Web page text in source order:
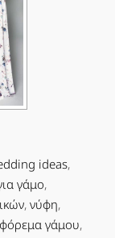
ideas,
γάμο,
, νύφη,
φόρεμα γάμου,